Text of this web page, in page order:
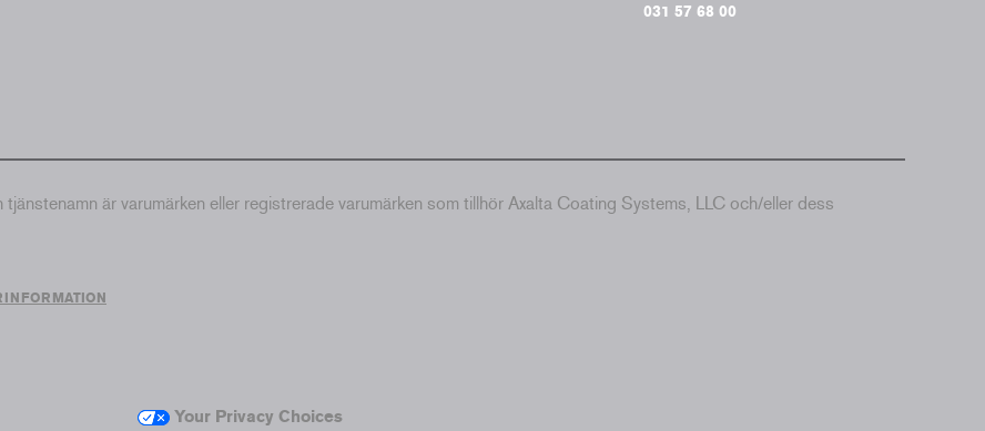
031 57 68 00
är varumärken eller registrerade varumärken som tillhör Axalta Coating Systems, LLC och/eller dess
Your Privacy Choices